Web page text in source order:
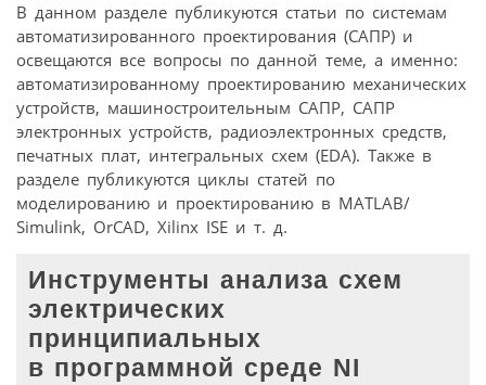
В данном разделе публикуются статьи по системам
автоматизированного проектирования (САПР) и
освещаются все вопросы по данной теме, а именно:
автоматизированному проектированию механических
устройств, машиностроительным САПР, САПР
электронных устройств, радиоэлектронных средств,
печатных плат, интегральных схем (EDA). Также в
разделе публикуются циклы статей по
моделированию и проектированию в MATLAB/
Simulink, OrCAD, Xilinx ISE и т. д.
Инструменты анализа схем
электрических
принципиальных
в программной среде NI